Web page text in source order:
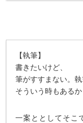
【執筆】
書きたいけど、
筆がすすまない。執
そういう時もあるか
一案ととしてそこ